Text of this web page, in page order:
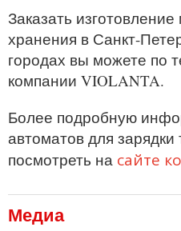
Заказать
хранения в Санкт-
городах вы можете по
компании VIOLANTA.
Более подробную
автоматов для
посмотреть на сайте
Медиа